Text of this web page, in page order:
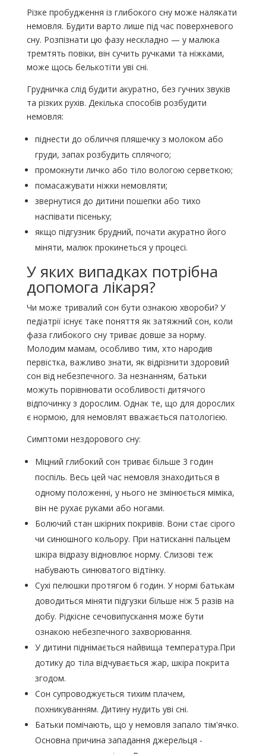
Різке пробудження із глибокого сну може налякати
немовля. Будити варто лише під час поверхневого
сну. Розпізнати цю фазу нескладно — у малюка
тремтять повіки, він сучить ручками та ніжками,
може щось белькотіти уві сні.
Грудничка слід будити акуратно, без гучних звуків
та різких рухів. Декілька способів розбудити
немовля:
піднести до обличчя пляшечку з молоком або
груди, запах розбудить сплячого;
промокнути личко або тіло вологою серветкою;
помасажувати ніжки немовляти;
звернутися до дитини пошепки або тихо
наспівати пісеньку;
якщо підгузник брудний, почати акуратно його
міняти, малюк прокинеться у процесі.
У яких випадках потрібна
допомога лікаря?
Чи може тривалий сон бути ознакою хвороби? У
педіатрії існує таке поняття як затяжний сон, коли
фаза глибокого сну триває довше за норму.
Молодим мамам, особливо тим, хто народив
первістка, важливо знати, як відрізнити здоровий
сон від небезпечного. За незнанням, батьки
можуть порівнювати особливості дитячого
відпочинку з дорослим. Однак те, що для дорослих
є нормою, для немовлят вважається патологією.
Симптоми нездорового сну:
Міцний глибокий сон триває більше 3 годин
поспіль. Весь цей час немовля знаходиться в
одному положенні, у нього не змінюється міміка,
він не рухає руками або ногами.
Болючий стан шкірних покривів. Вони стає сірого
чи синюшного кольору. При натисканні пальцем
шкіра відразу відновлює норму. Слизові теж
набувають синюватого відтінку.
Сухі пелюшки протягом 6 годин. У нормі батькам
доводиться міняти підгузки більше ніж 5 разів на
добу. Рідкісне сечовипускання може бути
ознакою небезпечного захворювання.
У дитини піднімається найвища температура.При
дотику до тіла відчувається жар, шкіра покрита
згодом.
Сон супроводжується тихим плачем,
похникуванням. Дитину нудить уві сні.
Батьки помічають, що у немовля запало тім'ячко.
Основна причина западання джерельця -